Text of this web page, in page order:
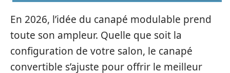
En 2026, l’idée du canapé modulable prend
toute son ampleur. Quelle que soit la
configuration de votre salon, le canapé
convertible s’ajuste pour offrir le meilleur